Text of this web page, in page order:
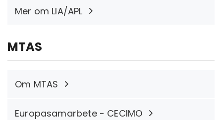
Mer om LIA/APL
MTAS
Om MTAS
Europasamarbete - CECIMO